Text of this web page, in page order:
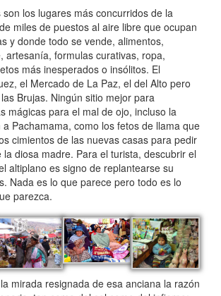
los lugares más concurridos de la
miles de puestos al aire libre que ocupan
y donde todo se vende, alimentos,
artesanía, formulas curativas, ropa,
más inesperados o insólitos. El
el Mercado de La Paz, el del Alto pero
Brujas. Ningún sitio mejor para
mágicas para el mal de ojo, incluso la
Pachamama, como los fetos de llama que
cimientos de las nuevas casas para pedir
la diosa madre. Para el turista, descubrir el
altiplano es signo de replantearse su
Nada es lo que parece pero todo es lo
parezca.
mirada resignada de esa anciana la razón